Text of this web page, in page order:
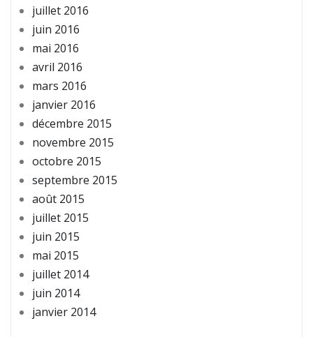
juillet 2016
juin 2016
mai 2016
avril 2016
mars 2016
janvier 2016
décembre 2015
novembre 2015
octobre 2015
septembre 2015
août 2015
juillet 2015
juin 2015
mai 2015
juillet 2014
juin 2014
janvier 2014